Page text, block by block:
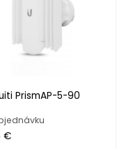
PrismAP-5-90
€